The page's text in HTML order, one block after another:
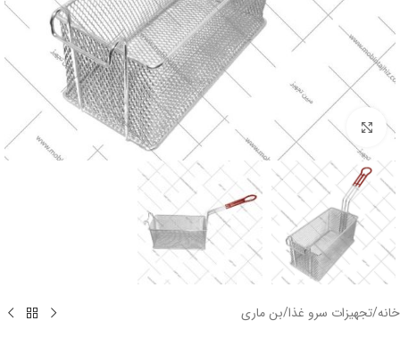
برای بزرگنمایی کلیک کنید
خانه/تجهیزات سرو غذا/بن ماری